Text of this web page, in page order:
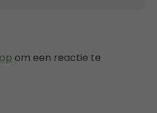
om een reactie te